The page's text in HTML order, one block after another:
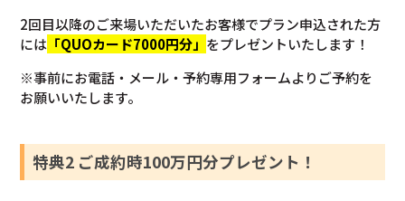
2回目以降のご来場いただいたお客様でプラン申込された方
には 「QUOカード7000円分」 をプレゼントいたします！
※事前にお電話・メール・予約専用フォームよりご予約を
お願いいたします。
特典2 ご成約時100万円分プレゼント！